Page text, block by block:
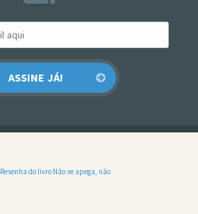
Resenha do livro Não se apega, não